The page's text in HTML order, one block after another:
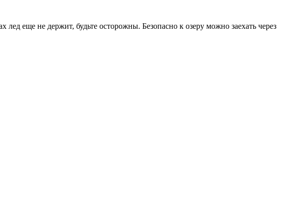
еще не держит, будьте осторожны. Безопасно к озеру можно заехать через